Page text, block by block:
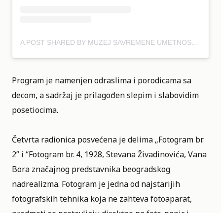
A POST SHARED BY MUZEJ SAVREMENE UMETNOSTI BGD (@MSUB_MOCAB)
Program je namenjen odraslima i porodicama sa
decom, a sadržaj je prilagođen slepim i slabovidim
posetiocima.
Četvrta radionica posvećena je delima „Fotogram br.
2” i “Fotogram br. 4, 1928, Stevana Živadinovića, Vana
Bora značajnog predstavnika beogradskog
nadrealizma. Fotogram je jedna od najstarijih
fotografskih tehnika koja ne zahteva fotoaparat,